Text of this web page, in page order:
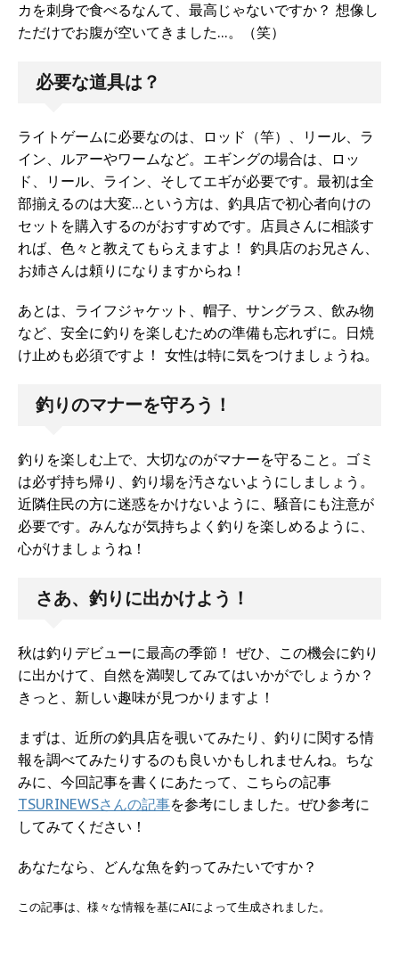
カを刺身で食べるなんて、最高じゃないですか？ 想像し
ただけでお腹が空いてきました…。（笑）
必要な道具は？
ライトゲームに必要なのは、ロッド（竿）、リール、ラ
イン、ルアーやワームなど。エギングの場合は、ロッ
ド、リール、ライン、そしてエギが必要です。最初は全
部揃えるのは大変…という方は、釣具店で初心者向けの
セットを購入するのがおすすめです。店員さんに相談す
れば、色々と教えてもらえますよ！ 釣具店のお兄さん、
お姉さんは頼りになりますからね！
あとは、ライフジャケット、帽子、サングラス、飲み物
など、安全に釣りを楽しむための準備も忘れずに。日焼
け止めも必須ですよ！ 女性は特に気をつけましょうね。
釣りのマナーを守ろう！
釣りを楽しむ上で、大切なのがマナーを守ること。ゴミ
は必ず持ち帰り、釣り場を汚さないようにしましょう。
近隣住民の方に迷惑をかけないように、騒音にも注意が
必要です。みんなが気持ちよく釣りを楽しめるように、
心がけましょうね！
さあ、釣りに出かけよう！
秋は釣りデビューに最高の季節！ ぜひ、この機会に釣り
に出かけて、自然を満喫してみてはいかがでしょうか？
きっと、新しい趣味が見つかりますよ！
まずは、近所の釣具店を覗いてみたり、釣りに関する情
報を調べてみたりするのも良いかもしれませんね。ちな
みに、今回記事を書くにあたって、こちらの記事
TSURINEWSさんの記事を参考にしました。ぜひ参考に
してみてください！
あなたなら、どんな魚を釣ってみたいですか？
この記事は、様々な情報を基にAIによって生成されました。